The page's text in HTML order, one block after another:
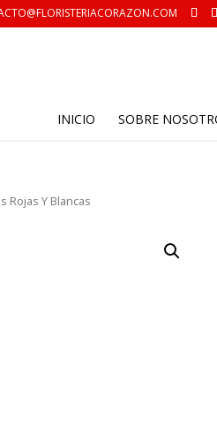
INICIO SOBRE
Rojas Y Blancas